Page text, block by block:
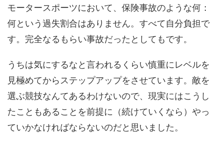
モータースポーツにおいて、保険事故のような何：
何という過失割合はありません。すべて自分負担で
す。完全なるもらい事故だったとしてもです。
うちは気にするなと言われるくらい慎重にレベルを
見極めてからステップアップをさせています。敵を
選ぶ競技なんてあるわけないので、現実にはこうし
たこともあることを前提に（続けていくなら）やっ
ていかなければならないのだと思いました。